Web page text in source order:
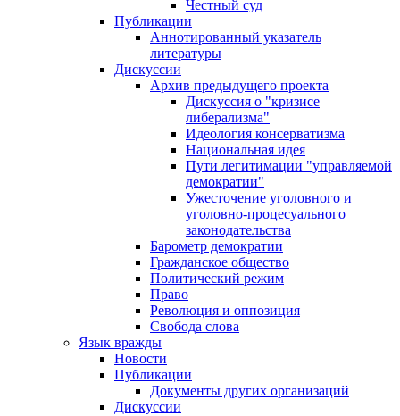
Честный суд
Публикации
Аннотированный указатель
литературы
Дискуссии
Архив предыдущего проекта
Дискуссия о "кризисе
либерализма"
Идеология консерватизма
Национальная идея
Пути легитимации "управляемой
демократии"
Ужесточение уголовного и
уголовно-процесуального
законодательства
Барометр демократии
Гражданское общество
Политический режим
Право
Революция и оппозиция
Свобода слова
Язык вражды
Новости
Публикации
Документы других организаций
Дискуссии